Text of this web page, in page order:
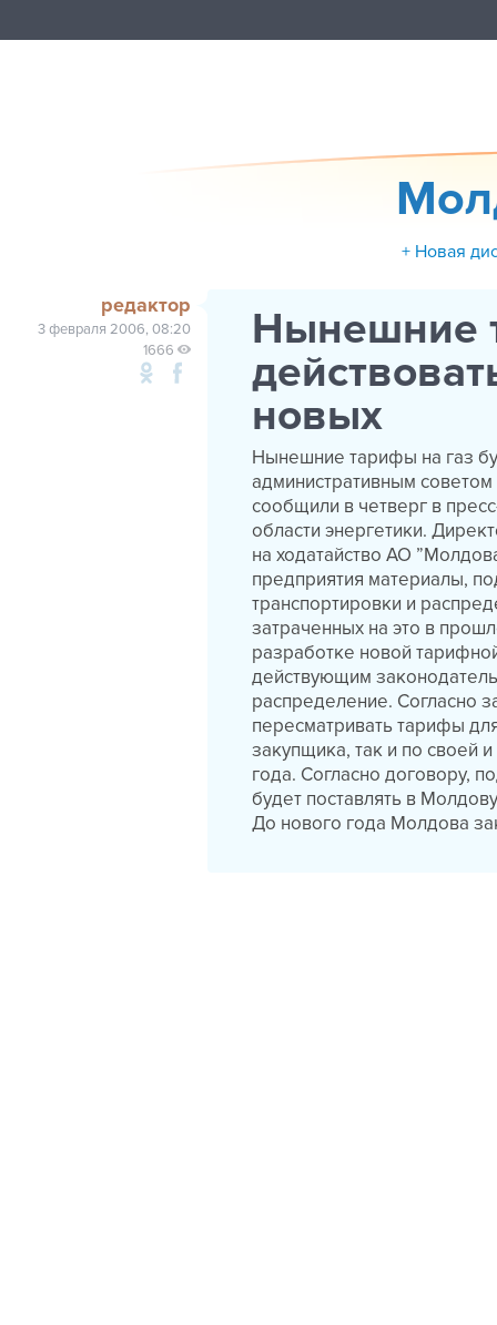
+ Новая
редактор
3 февраля 2006, 08:20
1666
Нынешние
новых
Нынешние тарифы на газ
административным
сообщили в четверг в
области энергетики.
на ходатайство АО
предприятия материалы,
транспортировки и
затраченных на это в
разработке новой
действующим
распределение. Согласно
пересматривать тарифы
закупщика, так и по своей
года. Согласно договору,
будет поставлять в
До нового года Молдова